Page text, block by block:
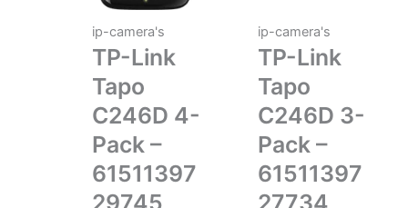
ip-camera's
TP-Link
Tapo
C246D 4-
Pack –
61511397
29745
ip-camera's
TP-Link
Tapo
C246D 3-
Pack –
61511397
27734